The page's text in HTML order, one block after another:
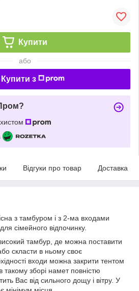
Купити
або
Купити з
Відгуки про товар Доставка
з тамбуром і з 2-ма входами
сімейного відпочинку.
тамбур, де можна поставити
скласти в ньому своє
входи можна закрити тентом
такому зборі намет повністю
Вас від сильного дощу і вітру. У